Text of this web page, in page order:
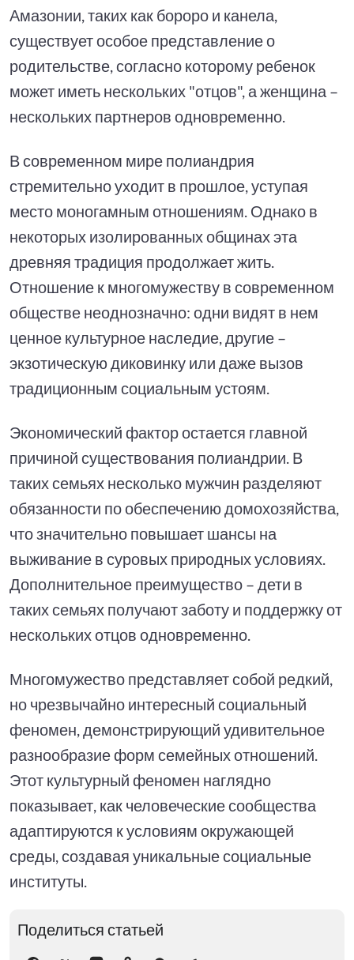
Амазонии, таких как бороро и канела,
существует особое представление о
родительстве, согласно которому ребенок
может иметь нескольких "отцов", а женщина –
нескольких партнеров одновременно.
В современном мире полиандрия
стремительно уходит в прошлое, уступая
место моногамным отношениям. Однако в
некоторых изолированных общинах эта
древняя традиция продолжает жить.
Отношение к многомужеству в современном
обществе неоднозначно: одни видят в нем
ценное культурное наследие, другие –
экзотическую диковинку или даже вызов
традиционным социальным устоям.
Экономический фактор остается главной
причиной существования полиандрии. В
таких семьях несколько мужчин разделяют
обязанности по обеспечению домохозяйства,
что значительно повышает шансы на
выживание в суровых природных условиях.
Дополнительное преимущество – дети в
таких семьях получают заботу и поддержку от
нескольких отцов одновременно.
Многомужество представляет собой редкий,
но чрезвычайно интересный социальный
феномен, демонстрирующий удивительное
разнообразие форм семейных отношений.
Этот культурный феномен наглядно
показывает, как человеческие сообщества
адаптируются к условиям окружающей
среды, создавая уникальные социальные
институты.
Поделиться статьей